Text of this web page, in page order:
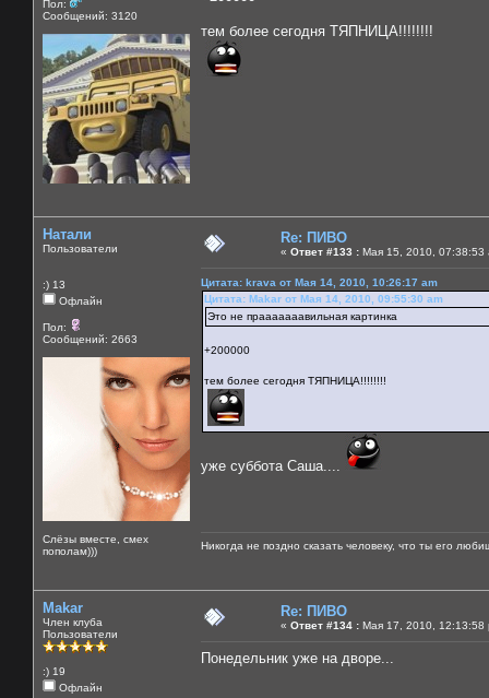
Пол:
Сообщений: 3120
тем более сегодня ТЯПНИЦА!!!!!!!!
Натали
Пользователи
:) 13
Офлайн
Пол:
Сообщений: 2663
Слёзы вместе, смех
пополам)))
Re: ПИВО
« Ответ #133 : Мая 15, 2010, 07:38:53
Цитата: krava от Мая 14, 2010, 10:26:17 am
Цитата: Makar от Мая 14, 2010, 09:55:30 am
Это не прааааааавильная картинка
+200000
тем более сегодня ТЯПНИЦА!!!!!!!!
уже суббота Саша....
Никогда не поздно сказать человеку, что ты его
Makar
Член клуба
Пользователи
:) 19
Офлайн
Re: ПИВО
« Ответ #134 : Мая 17, 2010, 12:13:58
Понедельник уже на дворе...